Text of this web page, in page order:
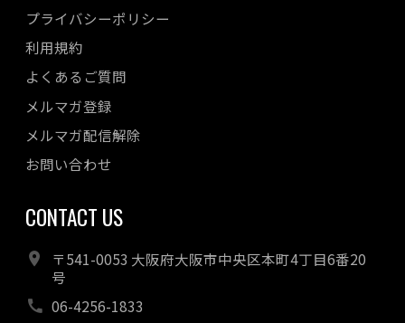
プライバシーポリシー
利用規約
よくあるご質問
メルマガ登録
メルマガ配信解除
お問い合わせ
CONTACT US
〒541-0053 大阪府大阪市中央区本町4丁目6番20
号
06-4256-1833